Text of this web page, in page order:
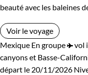
beauté avec les baleines
Voir le voyage
Mexique En groupe vol
canyons et Basse-
départ le 20/11/2026